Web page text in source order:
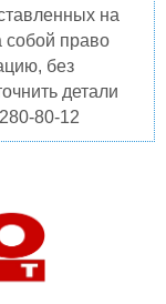
на
собой право
без
детали
80-12